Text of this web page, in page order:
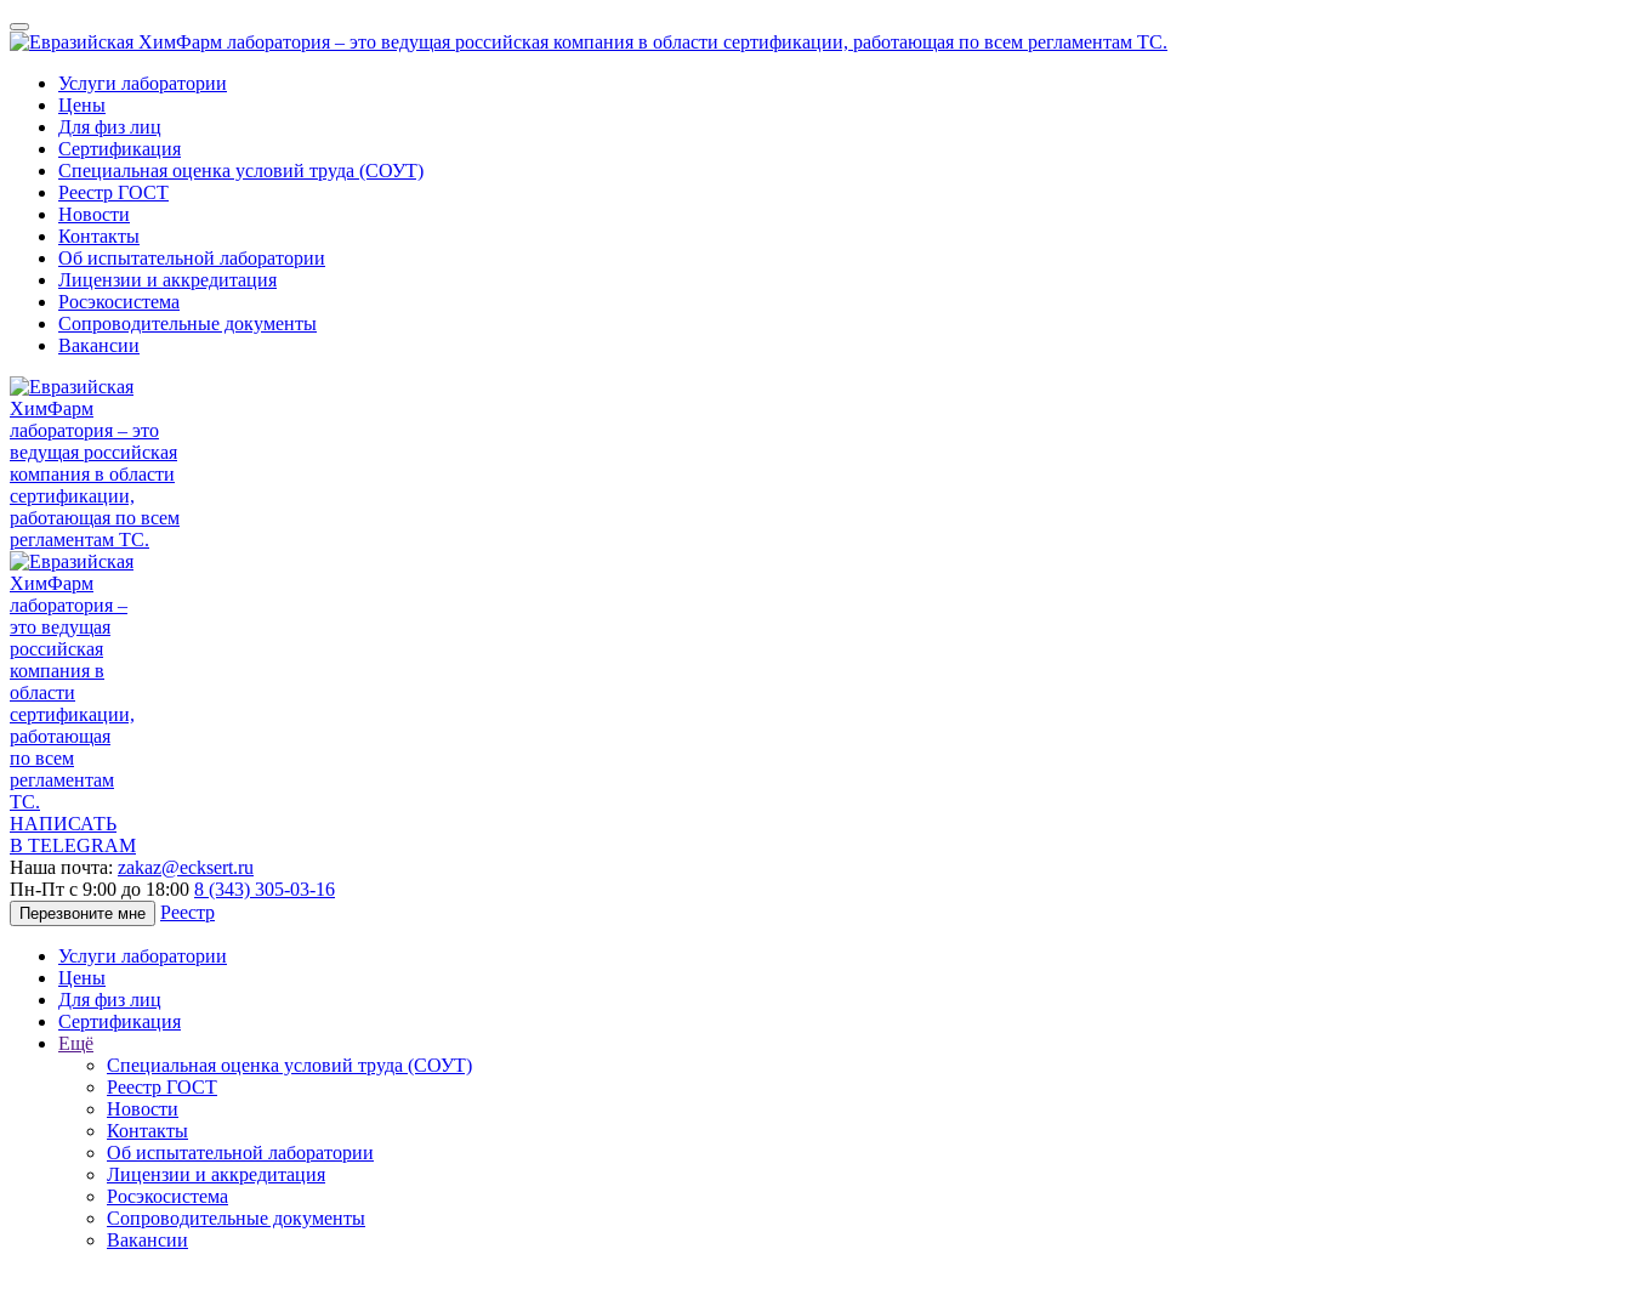
Услуги лаборатории
Цены
Для физ лиц
Сертификация
Специальная оценка условий труда (СОУТ)
Реестр ГОСТ
Новости
Контакты
Об испытательной лаборатории
Лицензии и аккредитация
Росэкосистема
Сопроводительные документы
Вакансии
НАПИСАТЬ
В TELEGRAM
Наша почта: zakaz@ecksert.ru
Пн-Пт с 9:00 до 18:00 8 (343) 305-03-16
Перезвоните мне Реестр
Услуги лаборатории
Цены
Для физ лиц
Сертификация
Ещё
Специальная оценка условий труда (СОУТ)
Реестр ГОСТ
Новости
Контакты
Об испытательной лаборатории
Лицензии и аккредитация
Росэкосистема
Сопроводительные документы
Вакансии